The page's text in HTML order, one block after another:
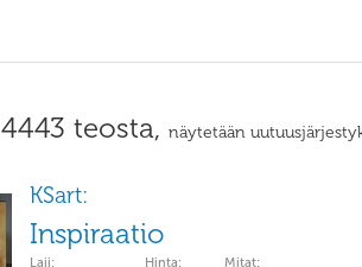
4443 teosta, näytetään
KSart:
Inspiraatio
Laji: Hinta: Mitat: